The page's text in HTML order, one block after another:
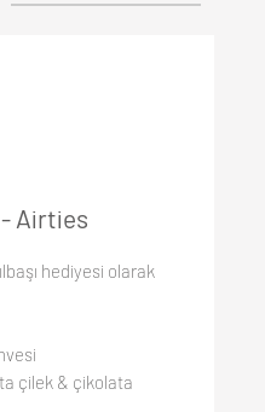
- Airties
hediyesi olarak
çilek & çikolata